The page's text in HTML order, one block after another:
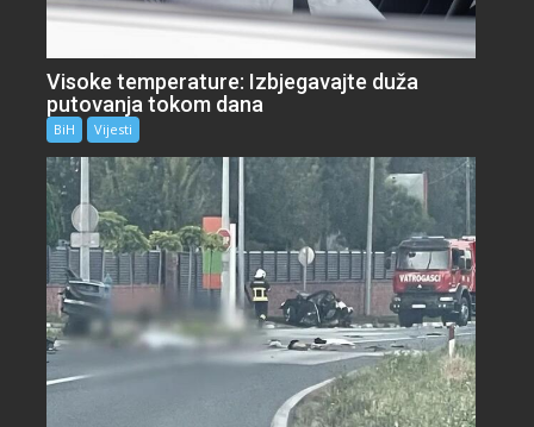
Visoke temperature: Izbjegavajte duža
putovanja tokom dana
BiH Vijesti